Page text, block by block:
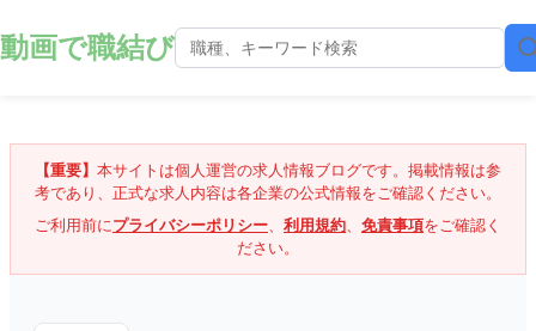
動画で職結び
【重要】 本サイトは個人運営の求人情報ブログです。掲載情報は参
考であり、正式な求人内容は各企業の公式情報をご確認ください。
ご利用前にプライバシーポリシー、 利用規約、 免責事項をご確認く
ださい。